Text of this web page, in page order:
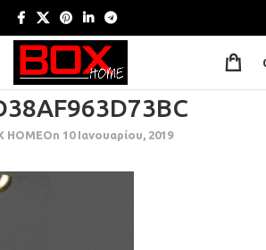
HOMEOn 10 Ιανουαρίου, 2019